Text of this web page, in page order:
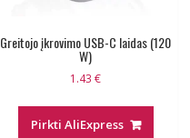
Greitojo įkrovimo USB-C laidas (120
W)
1.43€
Pirkti AliExpress